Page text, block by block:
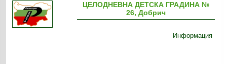
ЦЕЛОДНЕВНА ДЕТСКА ГРАДИНА №
26, Добрич
Информация